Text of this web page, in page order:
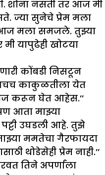
शोना नसती तर आज मी
ज्या सुनेचे प्रेम मला
आज मला समजले. तुझ्या
यापुढेही खोटया
कोंबडी निसटून
काकुळतीला येत
करून घेत आहेस.’’
आता माझ्या
उघडली आहे. तुझे
ममतेचा गैरफायदा
थोडेसेही प्रेम नाही.’’
तिने अपर्णाला